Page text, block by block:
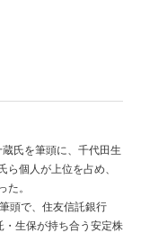
氏を筆頭に、千代田生
個人が上位を占め、
。
頭で、住友信託銀行
生保が持ち合う安定株